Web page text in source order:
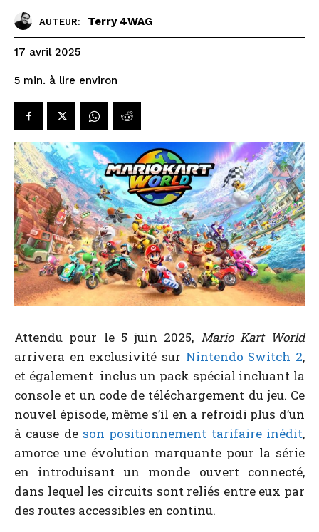
AUTEUR: Terry 4WAG
17 avril 2025
5 min. à lire environ
Attendu pour le 5 juin 2025, Mario Kart World
arrivera en exclusivité sur Nintendo Switch 2,
et également inclus un pack spécial incluant la
console et un code de téléchargement du jeu. Ce
nouvel épisode, même s’il en a refroidi plus d’un
à cause de son positionnement tarifaire inédit,
amorce une évolution marquante pour la série
en introduisant un monde ouvert connecté,
dans lequel les circuits sont reliés entre eux par
des routes accessibles en continu.